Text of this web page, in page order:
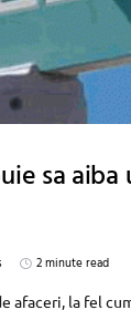
sa aiba
2 minute read
afaceri, la fel